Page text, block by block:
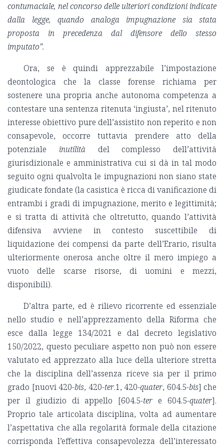
contumaciale, nel concorso delle ulteriori condizioni indicate
dalla legge, quando analoga impugnazione sia stata
proposta in precedenza dal difensore dello stesso
imputato”.
Ora, se è quindi apprezzabile l’impostazione
deontologica che la classe forense richiama per
sostenere una propria anche autonoma competenza a
contestare una sentenza ritenuta ‘ingiusta’, nel ritenuto
interesse obiettivo pure dell’assistito non reperito e non
consapevole, occorre tuttavia prendere atto della
potenziale inutilitàdel complesso dell’attività
giurisdizionale e amministrativa cui si dà in tal modo
seguito ogni qualvolta le impugnazioni non siano state
giudicate fondate (la casistica è ricca di vanificazione di
entrambi i gradi di impugnazione, merito e legittimità;
e si tratta di attività che oltretutto, quando l’attività
difensiva avviene in contesto suscettibile di
liquidazione dei compensi da parte dell’Erario, risulta
ulteriormente onerosa anche oltre il mero impiego a
vuoto delle scarse risorse, di uomini e mezzi,
disponibili).
D’altra parte, ed è rilievo ricorrente ed essenziale
nello studio e nell’apprezzamento della Riforma che
esce dalla legge 134/2021 e dal decreto legislativo
150/2022, questo peculiare aspetto non può non essere
valutato ed apprezzato alla luce della ulteriore stretta
che la disciplina dell’assenza riceve sia per il primo
grado [nuovi 420-bis, 420-ter.1, 420-quater, 604.5-bis] che
per il giudizio di appello [604.5-ter e 604.5-quater].
Proprio tale articolata disciplina, volta ad aumentare
l’aspettativa che alla regolarità formale della citazione
corrisponda l’effettiva consapevolezza dell’interessato